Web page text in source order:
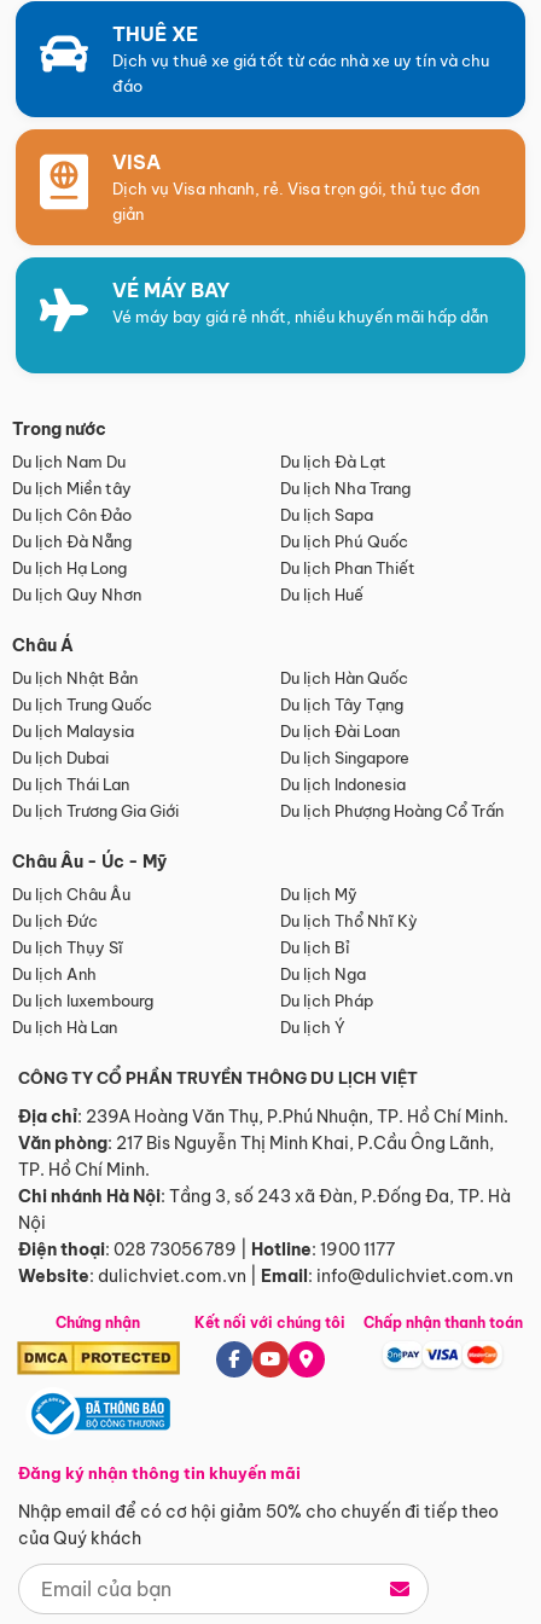
THUÊ XE
Dịch vụ thuê xe giá tốt từ các nhà xe uy tín và chu
đáo
VISA
Dịch vụ Visa nhanh, rẻ. Visa trọn gói, thủ tục đơn
giản
VÉ MÁY BAY
Vé máy bay giá rẻ nhất, nhiều khuyến mãi hấp dẫn
Trong nước
Du lịch Nam Du
Du lịch Đà Lạt
Du lịch Miền tây
Du lịch Nha Trang
Du lịch Côn Đảo
Du lịch Sapa
Du lịch Đà Nẵng
Du lịch Phú Quốc
Du lịch Hạ Long
Du lịch Phan Thiết
Du lịch Quy Nhơn
Du lịch Huế
Châu Á
Du lịch Nhật Bản
Du lịch Hàn Quốc
Du lịch Trung Quốc
Du lịch Tây Tạng
Du lịch Malaysia
Du lịch Đài Loan
Du lịch Dubai
Du lịch Singapore
Du lịch Thái Lan
Du lịch Indonesia
Du lịch Trương Gia Giới
Du lịch Phượng Hoàng Cổ Trấn
Châu Âu - Úc - Mỹ
Du lịch Châu Âu
Du lịch Mỹ
Du lịch Đức
Du lịch Thổ Nhĩ Kỳ
Du lịch Thụy Sĩ
Du lịch Bỉ
Du lịch Anh
Du lịch Nga
Du lịch luxembourg
Du lịch Pháp
Du lịch Hà Lan
Du lịch Ý
CÔNG TY CỔ PHẦN TRUYỀN THÔNG DU LỊCH VIỆT
Địa chỉ: 239A Hoàng Văn Thụ, P.Phú Nhuận, TP. Hồ Chí Minh.
Văn phòng: 217 Bis Nguyễn Thị Minh Khai, P.Cầu Ông Lãnh,
TP. Hồ Chí Minh.
Chi nhánh Hà Nội: Tầng 3, số 243 xã Đàn, P.Đống Đa, TP. Hà
Nội
Điện thoại: 028 73056789 Hotline: 1900 1177
Website: dulichviet.com.vn Email: info@dulichviet.com.vn
Chứng nhận
Đăng ký nhận thông tin khuyến mãi
Nhập email để có cơ hội giảm 50% cho chuyến đi tiếp theo
của Quý khách
Kết nối với chúng tôi Chấp nhận thanh toán